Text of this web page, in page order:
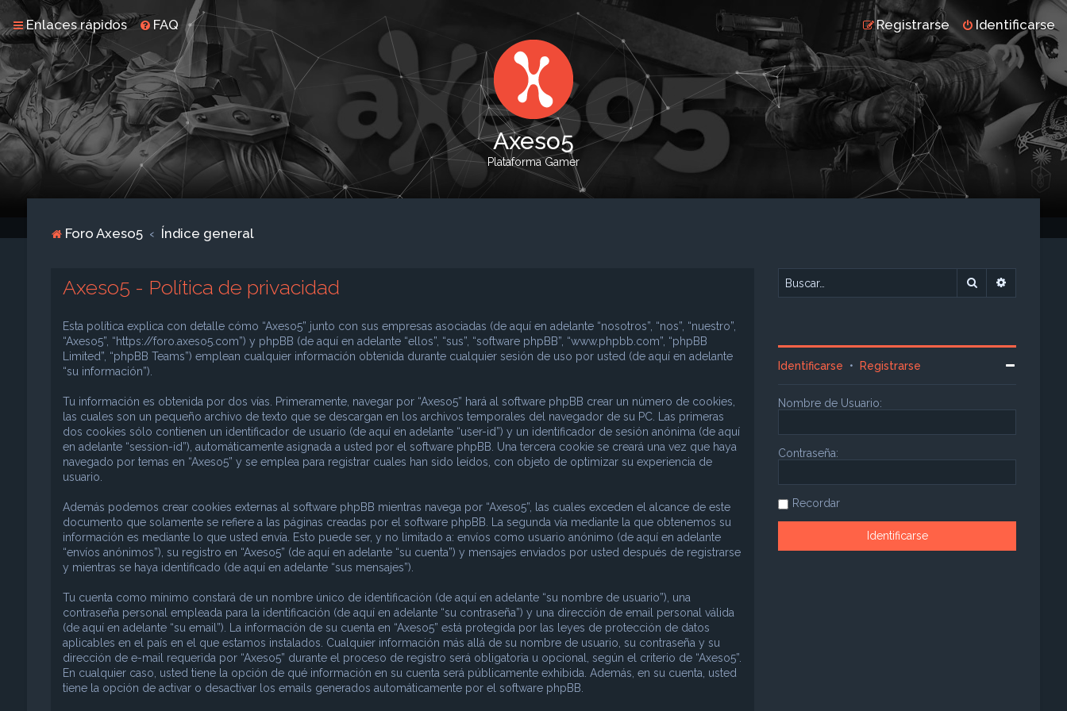
Enlaces rápidos FAQ Identificarse
Registrarse
Axeso5
Plataforma Gamer
Foro Axeso5 Índice general
Axeso5 - Política de privacidad
Esta política explica con detalle cómo “Axeso5” junto con sus empresas asociadas (de aquí en adelante “nosotros”, “nos”, “nuestro”,
“Axeso5”, “https://foro.axeso5.com”) y phpBB (de aquí en adelante “ellos”, “sus”, “software phpBB”, “www.phpbb.com”, “phpBB
Limited”, “phpBB Teams”) emplean cualquier información obtenida durante cualquier sesión de uso por usted (de aquí en adelante
“su información”).
Tu información es obtenida por dos vías. Primeramente, navegar por “Axeso5” hará al software phpBB crear un número de cookies,
las cuales son un pequeño archivo de texto que se descargan en los archivos temporales del navegador de su PC. Las primeras
dos cookies sólo contienen un identificador de usuario (de aquí en adelante “user-id”) y un identificador de sesión anónima (de aquí
en adelante “session-id”), automáticamente asignada a usted por el software phpBB. Una tercera cookie se creará una vez que haya
navegado por temas en “Axeso5” y se emplea para registrar cuales han sido leídos, con objeto de optimizar su experiencia de
usuario.
Además podemos crear cookies externas al software phpBB mientras navega por “Axeso5”, las cuales exceden el alcance de este
documento que solamente se refiere a las páginas creadas por el software phpBB. La segunda vía mediante la que obtenemos su
información es mediante lo que usted envía. Esto puede ser, y no limitado a: envíos como usuario anónimo (de aquí en adelante
“envíos anónimos”), su registro en “Axeso5” (de aquí en adelante “su cuenta”) y mensajes enviados por usted después de registrarse
y mientras se haya identificado (de aquí en adelante “sus mensajes”).
Tu cuenta como mínimo constará de un nombre único de identificación (de aquí en adelante “su nombre de usuario”), una
contraseña personal empleada para la identificación (de aquí en adelante “su contraseña”) y una dirección de email personal válida
(de aquí en adelante “su email”). La información de su cuenta en “Axeso5” está protegida por las leyes de protección de datos
aplicables en el país en el que estamos instalados. Cualquier información más allá de su nombre de usuario, su contraseña y su
dirección de e-mail requerida por “Axeso5” durante el proceso de registro será obligatoria u opcional, según el criterio de “Axeso5”.
En cualquier caso, usted tiene la opción de qué información en su cuenta será públicamente exhibida. Además, en su cuenta, usted
tiene la opción de activar o desactivar los emails generados automáticamente por el software phpBB.
Buscar
Identificarse • Registrarse
Nombre de Usuario:
Contraseña:
Recordar